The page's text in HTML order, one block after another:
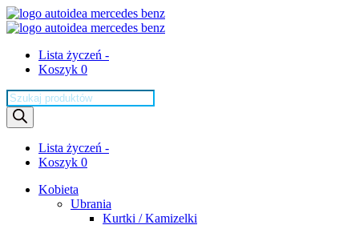
Lista życzeń -
Koszyk 0
Wyszukiwarka
produktów
Lista życzeń -
Koszyk 0
Kobieta
Ubrania
Kurtki / Kamizelki